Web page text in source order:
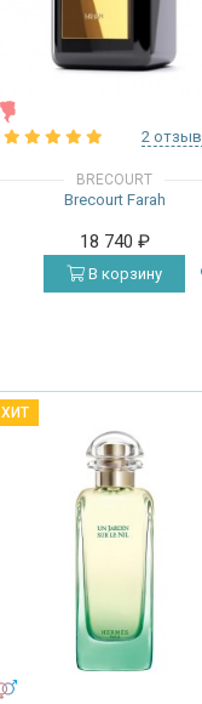
2
BRECOURT
Brecourt Farah
18 740 ₽
В корзину
ХИТ